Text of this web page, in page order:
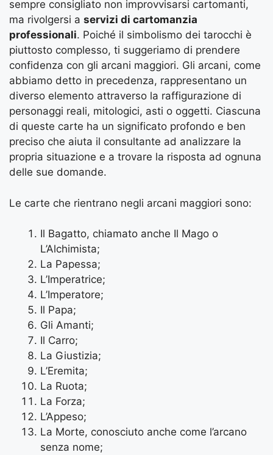
sempre consigliato non improvvisarsi cartomanti,
ma rivolgersi a servizi di cartomanzia
professionali. Poiché il simbolismo dei tarocchi è
piuttosto complesso, ti suggeriamo di prendere
confidenza con gli arcani maggiori. Gli arcani, come
abbiamo detto in precedenza, rappresentano un
diverso elemento attraverso la raffigurazione di
personaggi reali, mitologici, asti o oggetti. Ciascuna
di queste carte ha un significato profondo e ben
preciso che aiuta il consultante ad analizzare la
propria situazione e a trovare la risposta ad ognuna
delle sue domande.
Le carte che rientrano negli arcani maggiori sono:
Il Bagatto, chiamato anche Il Mago o
L’Alchimista;
La Papessa;
L’Imperatrice;
L’Imperatore;
Il Papa;
Gli Amanti;
Il Carro;
La Giustizia;
L’Eremita;
La Ruota;
La Forza;
L’Appeso;
La Morte, conosciuto anche come l’arcano
senza nome;